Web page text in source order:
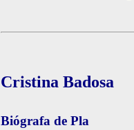
Cristina Badosa
Biógrafa de Pla